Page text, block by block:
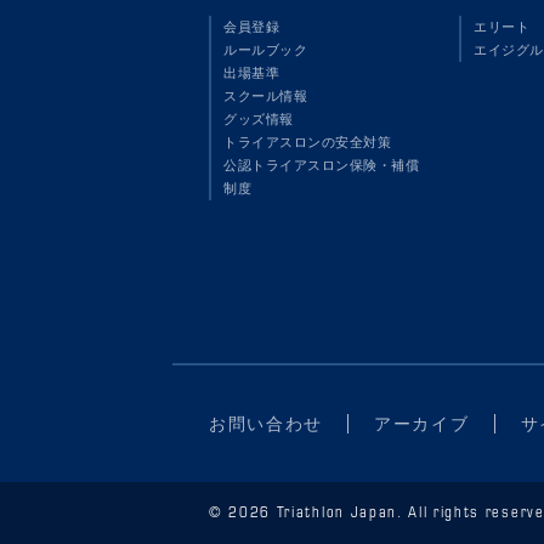
会員登録
ルールブック
出場基準
スクール情報
グッズ情報
トライアスロンの安全対策
公認トライアスロン保険・補償
制度
エリート
エイジグ
お問い合わせ アーカイブ サ
© 2026 Triathlon Japan. All rights